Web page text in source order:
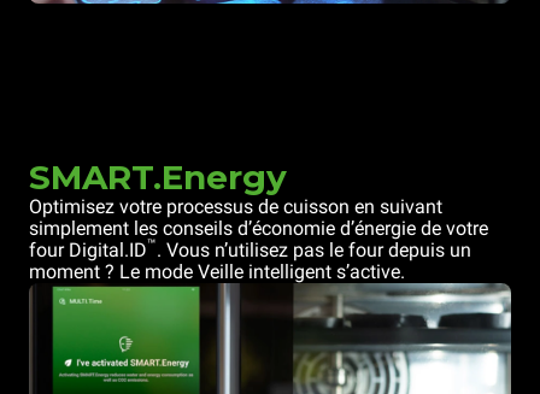
SMART.Energy
Optimisez votre processus de cuisson en suivant
simplement les conseils d’économie d’énergie de votre
four Digital.ID™. Vous n’utilisez pas le four depuis un
moment ? Le mode Veille intelligent s’active.